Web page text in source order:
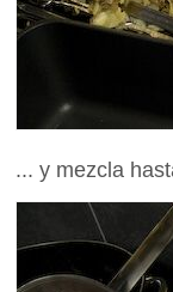
... y mezcla